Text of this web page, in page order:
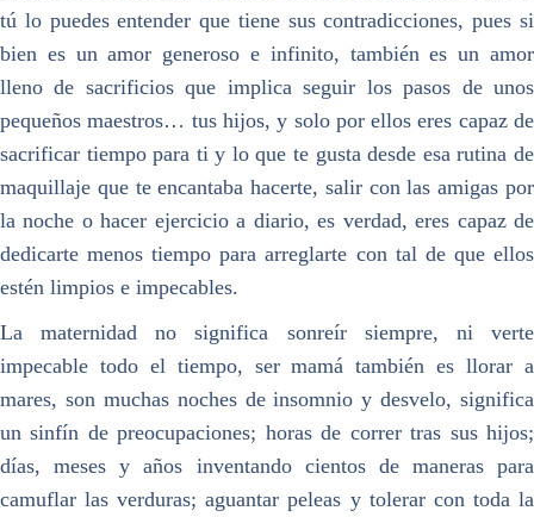
tú lo puedes entender que tiene sus contradicciones, pues si
bien es un amor generoso e infinito, también es un amor
lleno de sacrificios que implica seguir los pasos de unos
pequeños maestros… tus hijos, y solo por ellos eres capaz de
sacrificar tiempo para ti y lo que te gusta desde esa rutina de
maquillaje que te encantaba hacerte, salir con las amigas por
la noche o hacer ejercicio a diario, es verdad, eres capaz de
dedicarte menos tiempo para arreglarte con tal de que ellos
estén limpios e impecables.
La maternidad no significa sonreír siempre, ni verte
impecable todo el tiempo, ser mamá también es llorar a
mares, son muchas noches de insomnio y desvelo, significa
un sinfín de preocupaciones; horas de correr tras sus hijos;
días, meses y años inventando cientos de maneras para
camuflar las verduras; aguantar peleas y tolerar con toda la